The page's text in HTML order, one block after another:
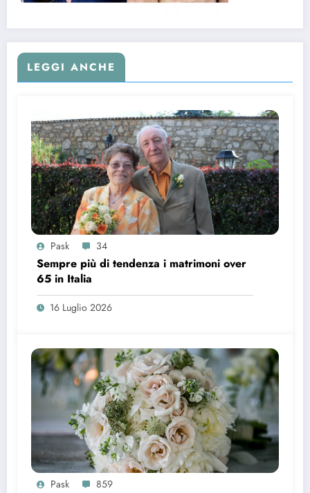
LEGGI ANCHE
Pask 34
Sempre più di tendenza i matrimoni over
65 in Italia
16 Luglio 2026
Pask 859